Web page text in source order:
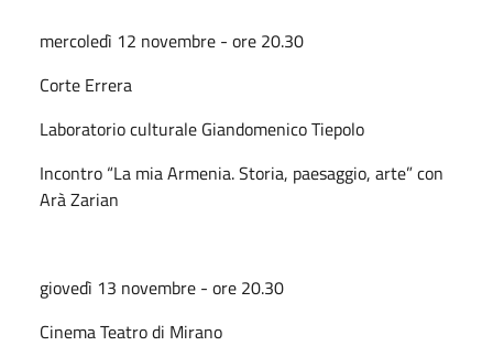
mercoledì 12 novembre - ore 20.30
Corte Errera
Laboratorio culturale Giandomenico Tiepolo
Incontro “La mia Armenia. Storia, paesaggio, arte” con
Arà Zarian
giovedì 13 novembre - ore 20.30
Cinema Teatro di Mirano